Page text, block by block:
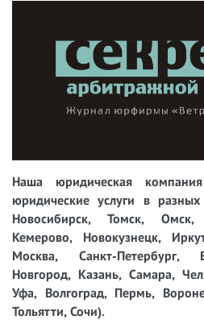
Наша юридическая
юридические услуги в
Новосибирск, Томск, Омск,
Кемерово, Новокузнецк,
Москва, Санкт-Петербург,
Новгород, Казань, Самара,
Уфа, Волгоград, Пермь,
Тольятти, Сочи).